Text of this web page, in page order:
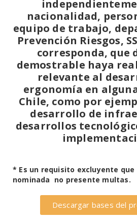
nacionalidad,
equipo de trabajo,
Prevención Riesgos,
corresponda, que
demostrable haya
relevante al
ergonomía en
Chile, como por
desarrollo de
desarrollos
* Es un requisito excluyente
nominada no presente multas.
Descargar bases del